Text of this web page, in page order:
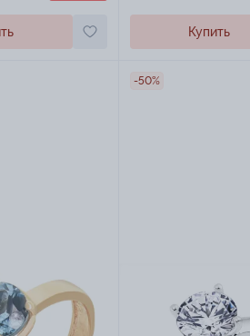
Купить
-50%